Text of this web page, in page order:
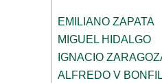
EMILIANO ZAPATA
MIGUEL HIDALGO
IGNACIO
ALFREDO V BONFIL